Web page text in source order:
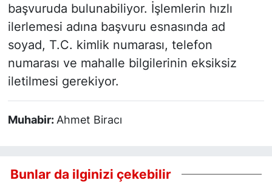
başvuruda bulunabiliyor. İşlemlerin hızlı
ilerlemesi adına başvuru esnasında ad
soyad, T.C. kimlik numarası, telefon
numarası ve mahalle bilgilerinin eksiksiz
iletilmesi gerekiyor.
Muhabir: Ahmet Biracı
Bunlar da ilginizi çekebilir